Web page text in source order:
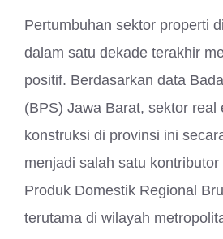
Pertumbuhan sektor properti
dalam satu dekade terakhir
positif. Berdasarkan data
(BPS) Jawa Barat, sektor real
konstruksi di provinsi ini
menjadi salah satu
Produk Domestik Regional
terutama di wilayah